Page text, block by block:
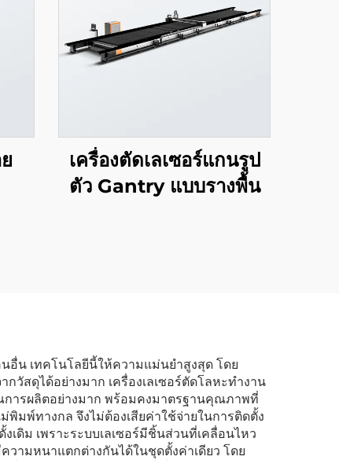
เครื่องตัดเลเซอร์แกนรูป
ตัว Gantry แบบรางพื้น
อื่น เทคโนโลยีนี้ให้ความแม่นยำสูงสุด โดย
วัสดุได้อย่างมาก เครื่องเลเซอร์ตัดโลหะทำงาน
การผลิตอย่างมาก พร้อมคงมาตรฐานคุณภาพที่
มพ์ทางกล จึงไม่ต้องเสียค่าใช้จ่ายในการติดตั้ง
ดิม เพราะระบบเลเซอร์มีชิ้นส่วนที่เคลื่อนไหว
วามหนาแตกต่างกันได้ในชุดตั้งค่าเดียว โดย